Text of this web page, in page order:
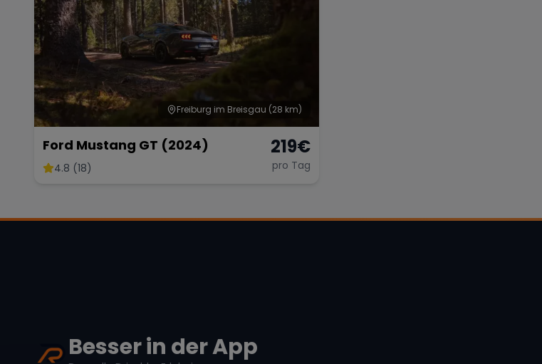
Freiburg im Breisgau (28 km)
Ford Mustang GT (2024)
4.8 (18)
219€
pro Tag
Besser in der App